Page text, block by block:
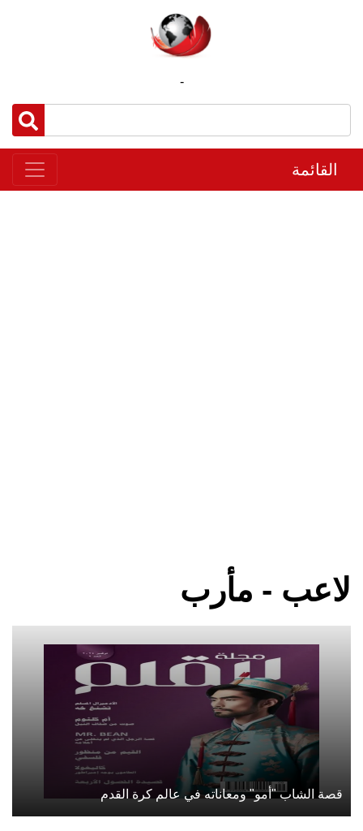
-
القائمة
لاعب - مأرب
قصة الشاب "أمو" ومعاناته في عالم كرة القدم